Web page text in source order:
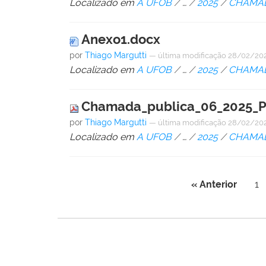
Localizado em A UFOB / …/2025 /
Anexo1.docx
porThiago Margutti — última modificação 28/02/
Localizado em A UFOB /…/2025 /
porThiago Margutti — última modificação 28/02/
Localizado em A UFOB /…/2025 /
« Anterior 1